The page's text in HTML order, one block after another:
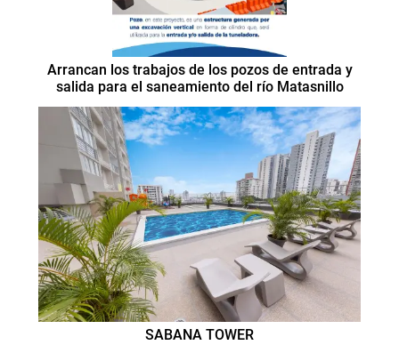
Arrancan los trabajos de los pozos de entrada y
salida para el saneamiento del río Matasnillo
SABANA TOWER